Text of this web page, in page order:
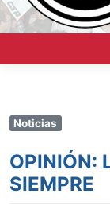
Noticias
OPINIÓN:
SIEMPRE